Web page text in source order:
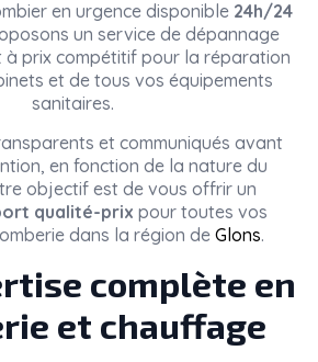
en urgence disponible 24h/24
un service de dépannage
à prix compétitif pour la réparation
et de tous vos équipements
sanitaires.
et communiqués avant
en fonction de la nature du
objectif est de vous offrir un
qualité-prix pour toutes vos
dans la région de Glons.
complète en
et chauffage